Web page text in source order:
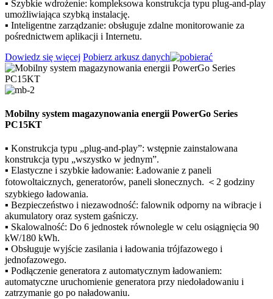
▪ Szybkie wdrożenie: kompleksowa konstrukcja typu plug-and-play
umożliwiająca szybką instalację.
▪ Inteligentne zarządzanie: obsługuje zdalne monitorowanie za
pośrednictwem aplikacji i Internetu.
Dowiedz się więcej Pobierz arkusz danych
Mobilny system magazynowania energii PowerGo Series
PC15KT
▪ Konstrukcja typu „plug-and-play”: wstępnie zainstalowana
konstrukcja typu „wszystko w jednym”.
▪ Elastyczne i szybkie ładowanie: Ładowanie z paneli
fotowoltaicznych, generatorów, paneli słonecznych. ＜2 godziny
szybkiego ładowania.
▪ Bezpieczeństwo i niezawodność: falownik odporny na wibracje i
akumulatory oraz system gaśniczy.
▪ Skalowalność: Do 6 jednostek równolegle w celu osiągnięcia 90
kW/180 kWh.
▪ Obsługuje wyjście zasilania i ładowania trójfazowego i
jednofazowego.
▪ Podłączenie generatora z automatycznym ładowaniem:
automatyczne uruchomienie generatora przy niedoładowaniu i
zatrzymanie go po naładowaniu.